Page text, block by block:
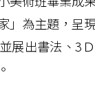
」為主題，呈
展出書法、3